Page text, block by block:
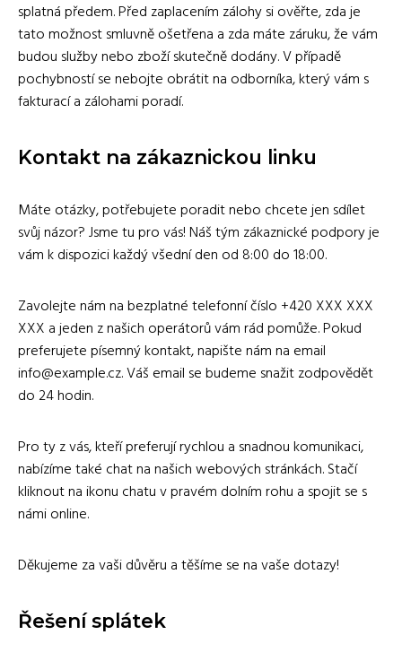
splatná předem. Před zaplacením zálohy si ověřte, zda je
tato možnost smluvně ošetřena a zda máte záruku, že vám
budou služby nebo zboží skutečně dodány. V případě
pochybností se nebojte obrátit na odborníka, který vám s
fakturací a zálohami poradí.
Kontakt na zákaznickou linku
Máte otázky, potřebujete poradit nebo chcete jen sdílet
svůj názor? Jsme tu pro vás! Náš tým zákaznické podpory je
vám k dispozici každý všední den od 8:00 do 18:00.
Zavolejte nám na bezplatné telefonní číslo +420 XXX XXX
XXX a jeden z našich operátorů vám rád pomůže. Pokud
preferujete písemný kontakt, napište nám na email
info@example.cz. Váš email se budeme snažit zodpovědět
do 24 hodin.
Pro ty z vás, kteří preferují rychlou a snadnou komunikaci,
nabízíme také chat na našich webových stránkách. Stačí
kliknout na ikonu chatu v pravém dolním rohu a spojit se s
námi online.
Děkujeme za vaši důvěru a těšíme se na vaše dotazy!
Řešení splátek